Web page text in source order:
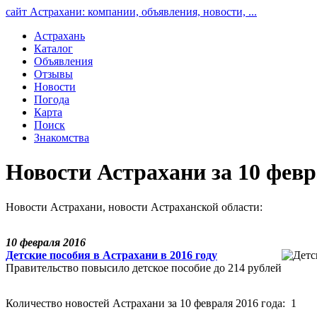
сайт Астрахани: компании, объявления, новости, ...
Астрахань
Каталог
Объявления
Отзывы
Новости
Погода
Карта
Поиск
Знакомства
Новости Астрахани за 10
Новости Астрахани, новости Астраханской области:
10 февраля 2016
Детские пособия в Астрахани в 2016 году
Правительство повысило детское пособие до 214 рублей
Количество новостей Астрахани за 10 февраля 2016 года: 1